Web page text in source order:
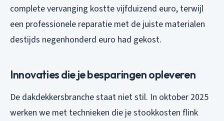
complete vervanging kostte vijfduizend euro, terwijl
een professionele reparatie met de juiste materialen
destijds negenhonderd euro had gekost.
Innovaties die je besparingen opleveren
De dakdekkersbranche staat niet stil. In oktober 2025
werken we met technieken die je stookkosten flink